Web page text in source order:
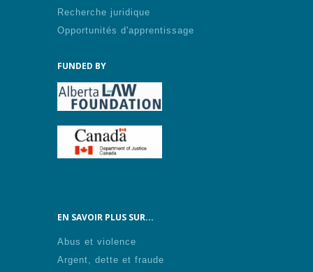
Recherche juridique
Opportunités d'apprentissage
FUNDED BY
EN SAVOIR PLUS SUR...
Abus et violence
Argent, dette et fraude